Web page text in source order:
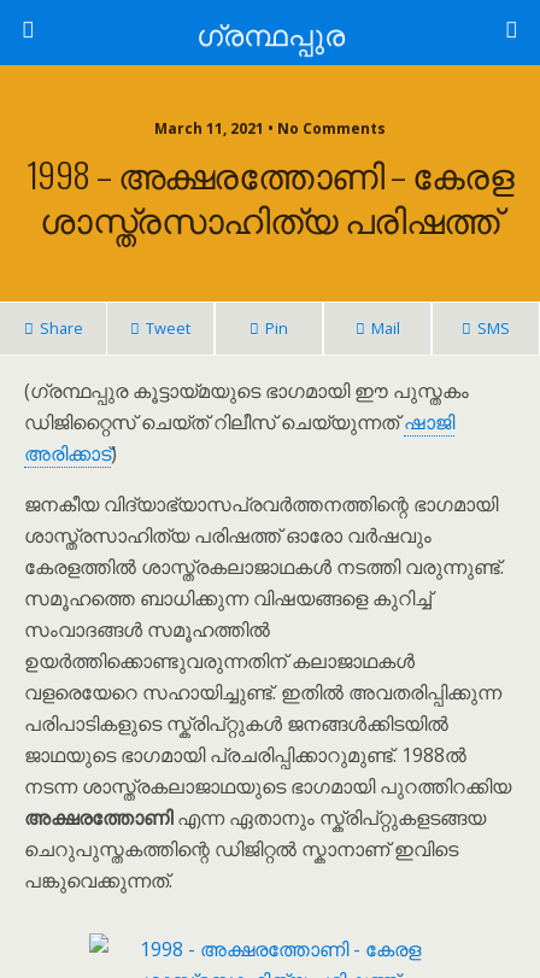
ഗ്രന്ഥപ്പുര
March 11, 2021 • No Comments
1998 – അക്ഷരത്തോണി – കേരള
ശാസ്ത്രസാഹിത്യ പരിഷത്ത്
Share Tweet Pin Mail SMS
(ഗ്രന്ഥപ്പുര കൂട്ടായ്മയുടെ ഭാഗമായി ഈ പുസ്തകം
ഡിജിറ്റൈസ് ചെയ്ത് റിലീസ് ചെയ്യുന്നത്ഷാജി
അരിക്കാട്)
ജനകീയ വിദ്യാഭ്യാസപ്രവർത്തനത്തിന്റെ ഭാഗമായി
ശാസ്ത്രസാഹിത്യ പരിഷത്ത് ഓരോ വർഷവും
കേരളത്തിൽ ശാസ്ത്രകലാജാഥകൾ നടത്തി വരുന്നുണ്ട്.
സമൂഹത്തെ ബാധിക്കുന്ന വിഷയങ്ങളെ കുറിച്ച്
സംവാദങ്ങൾ സമൂഹത്തിൽ
ഉയർത്തിക്കൊണ്ടുവരുന്നതിന് കലാജാഥകൾ
വളരെയേറെ സഹായിച്ചുണ്ട്. ഇതിൽ അവതരിപ്പിക്കുന്ന
പരിപാടികളുടെ സ്ക്രിപ്റ്റുകൾ ജനങ്ങൾക്കിടയിൽ
ജാഥയുടെ ഭാഗമായി പ്രചരിപ്പിക്കാറുമുണ്ട്. 1988ൽ
നടന്ന ശാസ്ത്രകലാജാഥയുടെ ഭാഗമായി പുറത്തിറക്കിയ
അക്ഷരത്തോണിഎന്ന ഏതാനും സ്ക്രിപ്റ്റുകളടങ്ങയ
ചെറുപുസ്തകത്തിന്റെ ഡിജിറ്റൽ സ്കാനാണ് ഇവിടെ
പങ്കുവെക്കുന്നത്.